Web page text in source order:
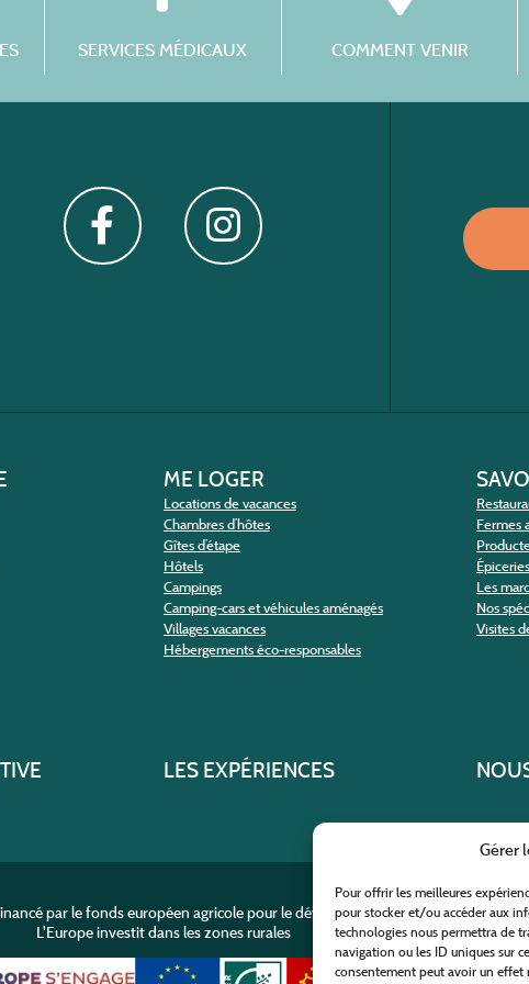
Gérer
Pour offrir les meilleures
pour stocker et/ou accéder aux
technologies nous permettra de
navigation ou les ID uniques sur
consentement peut avoir un effet
SERVICES MÉDICAUX COMMENT VENIR
ME LOGER
Locations de vacances
Chambres d’hôtes
Gîtes d’étape
Hôtels
Campings
Camping-cars et véhicules aménagés
Villages vacances
Hébergements éco-responsables
Fermes
Les
Nos
Visites
LES EXPÉRIENCES
par le fonds européen agricole pour le développement rural
L'Europe investit dans les zones rurales